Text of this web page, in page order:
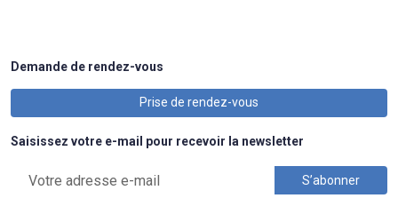
Demande de rendez-vous
Prise de rendez-vous
Saisissez votre e-mail pour recevoir la newsletter